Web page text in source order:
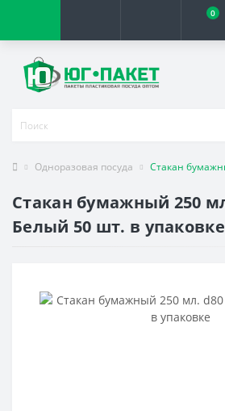
0
Одноразовая посуда Стакан
Стакан бумажный 250
Белый 50 шт. в упаковке